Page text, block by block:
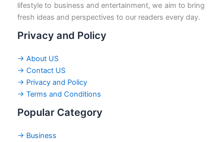
lifestyle to business and entertainment, we aim to bring
fresh ideas and perspectives to our readers every day.
Privacy and Policy
→ About US
→ Contact US
→ Privacy and Policy
→ Terms and Conditions
Popular Category
→ Business